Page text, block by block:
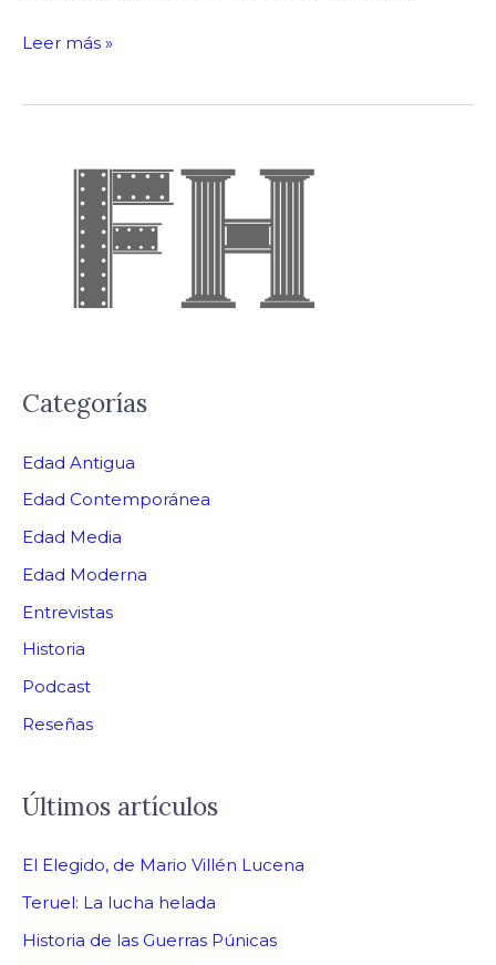
Leer más »
Categorías
Edad Antigua
Edad Contemporánea
Edad Media
Edad Moderna
Entrevistas
Historia
Podcast
Reseñas
Últimos artículos
El Elegido, de Mario Villén Lucena
Teruel: La lucha helada
Historia de las Guerras Púnicas